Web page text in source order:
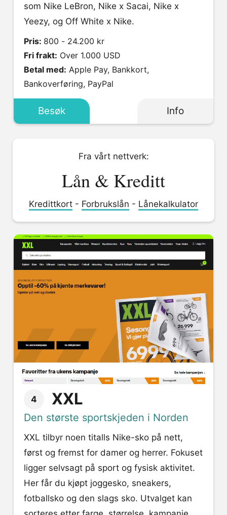
som Nike LeBron, Nike x Sacai, Nike x
Yeezy, og Off White x Nike.
Pris: 800 - 24.200 kr
Fri frakt: Over 1.000 USD
Betal med:
Bankoverføring, PayPal
Besøk Info
Fra vårt nettverk:
Lån & Kreditt
Kredittkort - Forbrukslån - Lånekalkulator
4 XXL
Den største sportskjeden i Norden
XXL tilbyr noen titalls Nike-sko på nett,
først og fremst for damer og herrer. Fokuset
ligger selvsagt på sport og fysisk aktivitet.
Her får du kjøpt joggesko, sneakers,
fotballsko og den slags sko. Utvalget kan